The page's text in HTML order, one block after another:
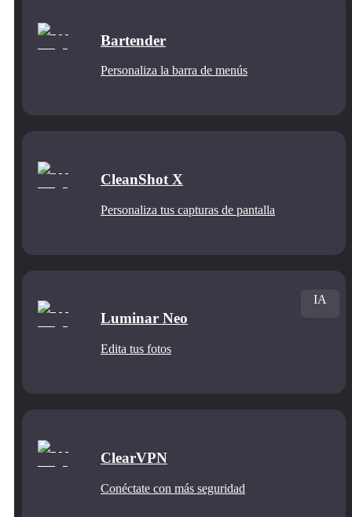
Bartender
Personaliza la barra de menús
CleanShot X
Personaliza tus capturas de pantalla
Luminar Neo
Edita tus fotos
IA
ClearVPN
Conéctate con más seguridad